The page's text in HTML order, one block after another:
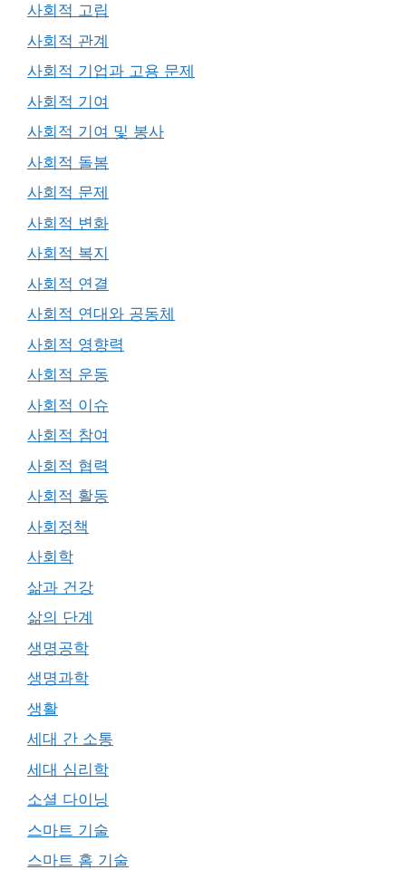
사회적 고립
사회적 관계
사회적 기업과 고용 문제
사회적 기여
사회적 기여 및 봉사
사회적 돌봄
사회적 문제
사회적 변화
사회적 복지
사회적 연결
사회적 연대와 공동체
사회적 영향력
사회적 운동
사회적 이슈
사회적 참여
사회적 협력
사회적 활동
사회정책
사회학
삶과 건강
삶의 단계
생명공학
생명과학
생활
세대 간 소통
세대 심리학
소셜 다이닝
스마트 기술
스마트 홈 기술